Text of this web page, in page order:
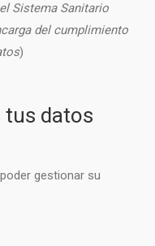
Sistema Sanitario
del cumplimiento
)
tus datos
gestionar su